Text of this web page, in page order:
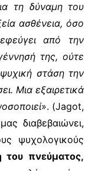
τη δύναμη του
ασθένεια, όσο
από την
της, ούτε
στάση την
Μια εξαιρετικά
». (Jagot,
διαβεβαιώνει,
ψυχολογικούς
του πνεύματος,